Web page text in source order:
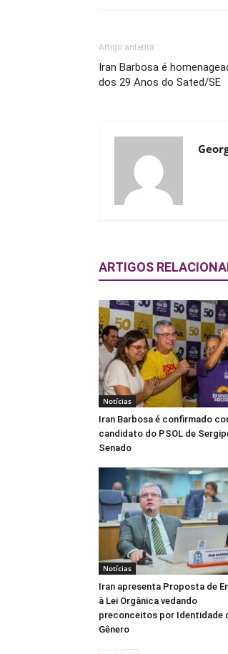
Artigo anterior
Iran Barbosa é
dos 29 Anos do Sated/SE
ARTIGOS
Notícias
Iran Barbosa é confirmado
candidato do PSOL de
Senado
Notícias
Iran apresenta Proposta de
à Lei Orgânica vedando
preconceitos por Identidade
Gênero